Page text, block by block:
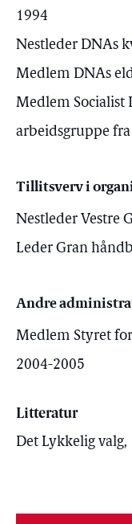
1994
Nestleder DNAs
Medlem DNAs
Medlem
arbeidsgruppe fra
Tillitsverv i
Nestleder Vestre
Leder Gran
Andre
Medlem Styret
2004-2005
Litteratur
Det Lykkelig valg,